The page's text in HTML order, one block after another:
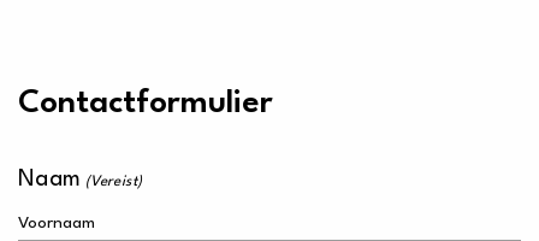
Contactformulier
Naam (Vereist)
Voornaam